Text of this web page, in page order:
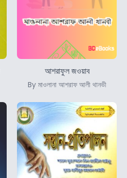
আশরাফুল জওয়াব
By মাওলানা আশরাফ আলী থানভী